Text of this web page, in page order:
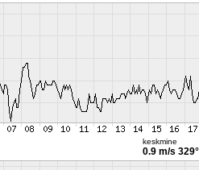
keskmine
0.9 m/s 329°